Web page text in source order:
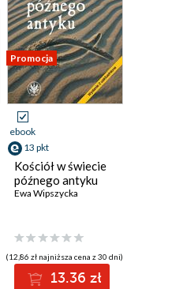
Promocja
ebook
13 pkt
Kościół w świecie
późnego antyku
Ewa Wipszycka
(12,86 zł najniższa cena z 30 dni)
13.36 zł